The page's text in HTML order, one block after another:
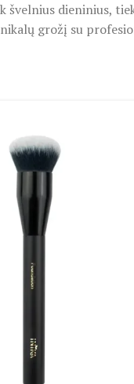
dieninius,
grožį su